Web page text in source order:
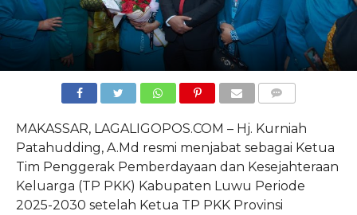
MAKASSAR, LAGALIGOPOS.COM – Hj. Kurniah
Patahudding, A.Md resmi menjabat sebagai Ketua
Tim Penggerak Pemberdayaan dan Kesejahteraan
Keluarga (TP PKK) Kabupaten Luwu Periode
2025-2030 setelah Ketua TP PKK Provinsi